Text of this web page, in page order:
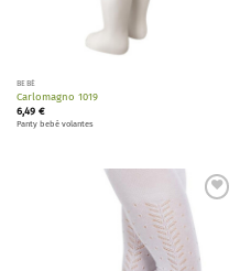
BEBÉ
Carlomagno 1019
6,49 €
Panty bebé volantes
deseos